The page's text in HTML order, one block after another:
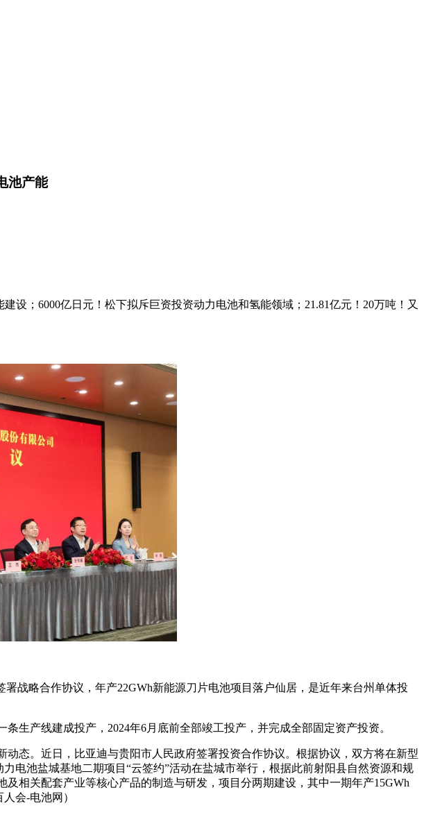
池产能
设；6000亿日元！松下拟斥巨资投资动力电池和氢能领域；21.81亿元！20万吨！又
战略合作协议，年产22GWh新能源刀片电池项目落户仙居，是近年来台州单体投
生产线建成投产，2024年6月底前全部竣工投产，并完成全部固定资产投资。
态。近日，比亚迪与贵阳市人民政府签署投资合作协议。根据协议，双方将在新型
电池盐城基地二期项目“云签约”活动在盐城市举行，根据此前射阳县自然资源和规
相关配套产业等核心产品的制造与研发，项目分两期建设，其中一期年产15GWh
会-电池网）